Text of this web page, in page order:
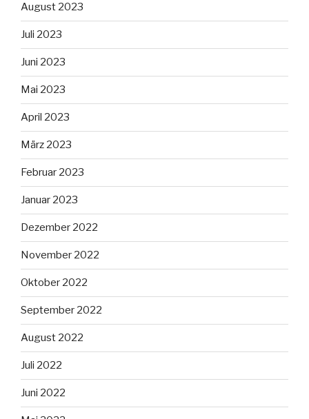
August 2023
Juli 2023
Juni 2023
Mai 2023
April 2023
März 2023
Februar 2023
Januar 2023
Dezember 2022
November 2022
Oktober 2022
September 2022
August 2022
Juli 2022
Juni 2022